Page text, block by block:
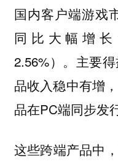
国内客户端游戏
同比大幅增长
2.56%）。主要
品收入稳中有增
品在PC端同步发
这些跨端产品中